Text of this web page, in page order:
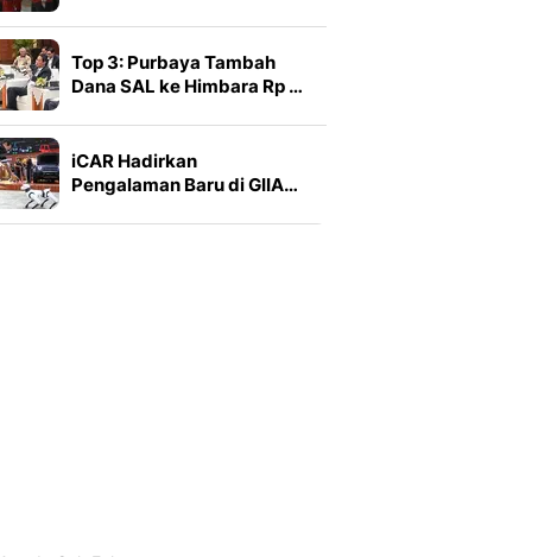
Top 3: Purbaya Tambah
Dana SAL ke Himbara Rp …
iCAR Hadirkan
Pengalaman Baru di GIIA…